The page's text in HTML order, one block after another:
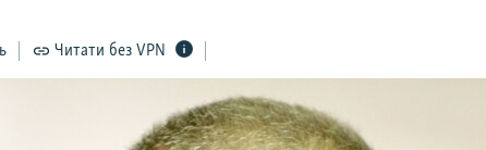
Читати без VPN